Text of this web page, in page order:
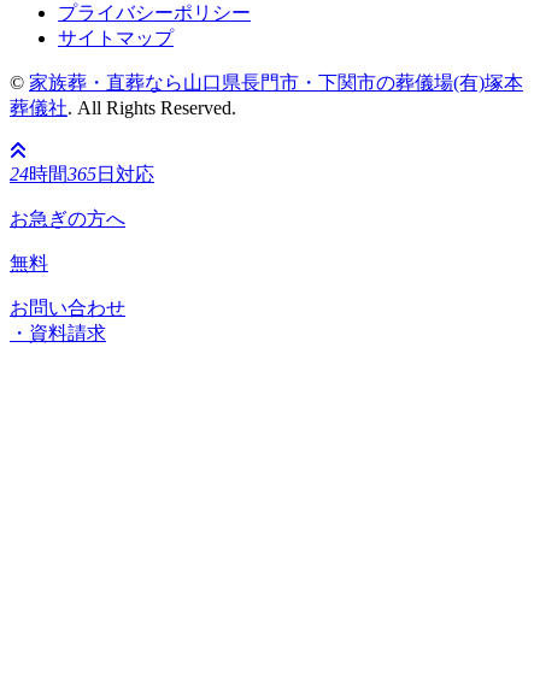
プライバシーポリシー
サイトマップ
© 家族葬・直葬なら山口県長門市・下関市の葬儀場(有)塚本
葬儀社. All Rights Reserved.
24時間365日対応
お急ぎの方へ
無料
お問い合わせ
・資料請求